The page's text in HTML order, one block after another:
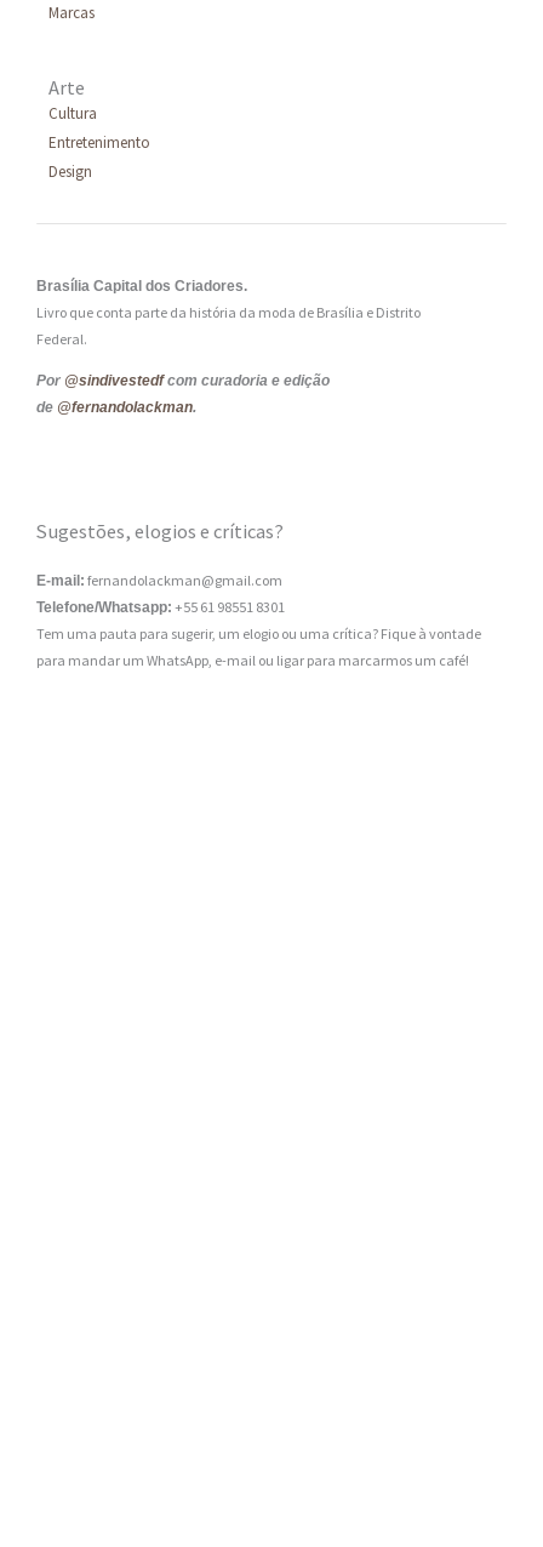
Marcas
Arte
Cultura
Entretenimento
Design
Brasília Capital dos Criadores.
Livro que conta parte da história da moda de Brasília e Distrito
Federal.
Por @sindivestedfcom curadoria e edição
de @fernandolackman.
Sugestões, elogios e críticas?
E-mail: fernandolackman@gmail.com
Telefone/Whatsapp: +55 61 98551 8301
Tem uma pauta para sugerir, um elogio ou uma crítica? Fique à vontade
para mandar um WhatsApp, e-mail ou ligar para marcarmos um café!